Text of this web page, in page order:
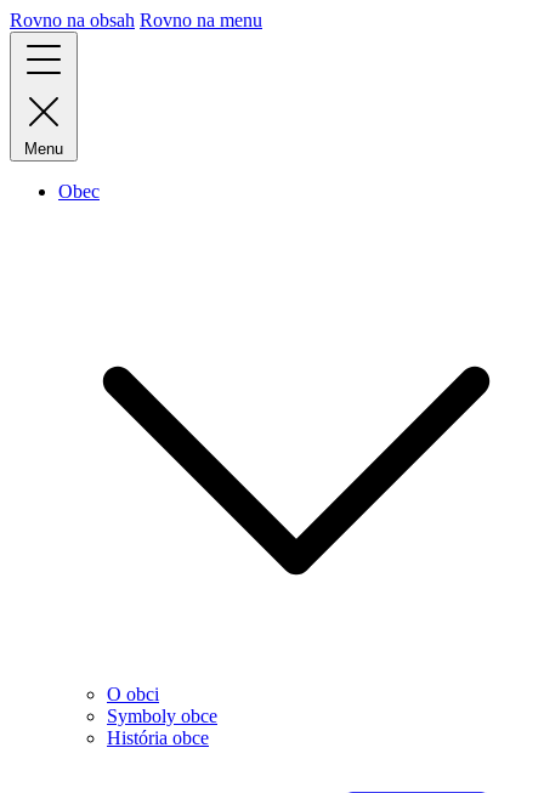
Rovno na obsah Rovno na menu
Menu
Obec
O obci
Symboly obce
História obce